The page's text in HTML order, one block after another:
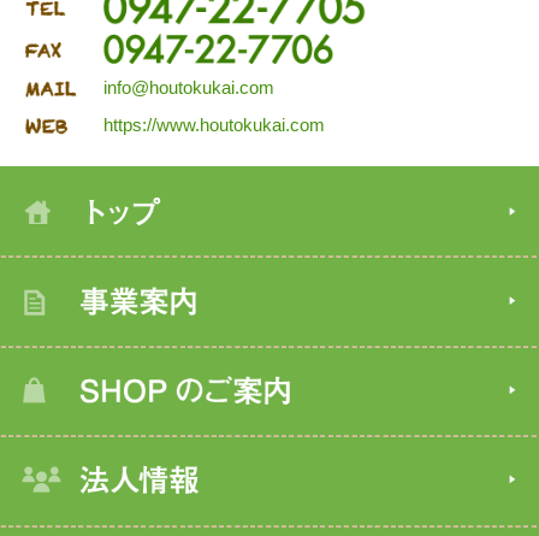
info@houtokukai.com
https://www.houtokukai.com